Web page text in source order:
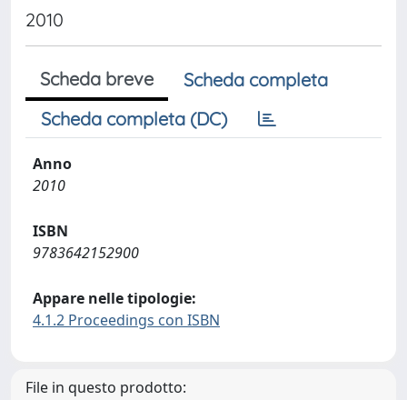
2010
Scheda breve
Scheda completa
Scheda completa (DC)
Anno
2010
ISBN
9783642152900
Appare nelle tipologie:
4.1.2 Proceedings con ISBN
File in questo prodotto: